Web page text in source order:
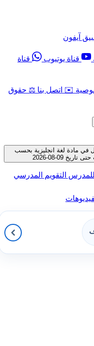
آيفون
قناة يوتيوب
قناة
✉️ اتصل بنا ⚖️ حقوق
في مادة لغة انجليزية بحسب
09-08-2026
التقويم المدرسي